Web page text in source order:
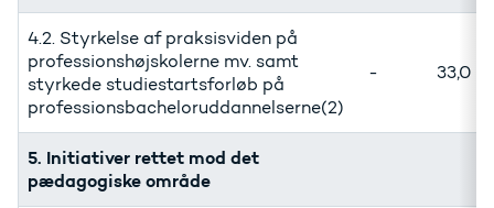
4.2. Styrkelse af praksisviden på
professionshøjskolerne mv. samt
styrkede studiestartsforløb på
professionsbacheloruddannelserne(2)
- 33,0
5. Initiativer rettet mod det
pædagogiske område